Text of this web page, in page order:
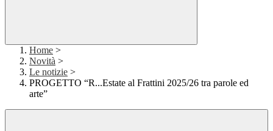
Home >
Novità >
Le notizie >
PROGETTO “R...Estate al Frattini 2025/26 tra parole ed
arte”